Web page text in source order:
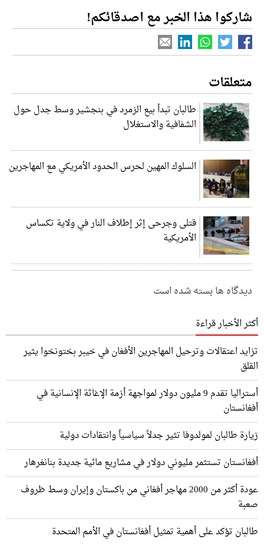
شاركوا هذا الخبر مع اصدقائكم!
متعلقات
طالبان تبدأ بيع الزمرد في بنجشير وسط جدل حول
الشفافية والاستغلال
السلوك المهين لحرس الحدود الأمريكي مع المهاجرين
قتلى وجرحى إثر إطلاف النار في ولاية تكساس
الأمريكية
دیدگاه ها بسته شده است
أكثر الأخبار قراءة
تزايد اعتقالات وترحيل المهاجرين الأفغان في خيبر بختونخوا يثير
القلق
أستراليا تقدم 9 مليون دولار لمواجهة أزمة الإغاثة الإنسانية في
أفغانستان
زيارة طالبان لمولدوفا تثير جدلاً سياسياً وانتقادات دولية
أفغانستان تستثمر مليوني دولار في مشاريع مائية جديدة بنانغرهار
عودة أكثر من 2000 مهاجر أفغاني من باكستان وإيران وسط ظروف
صعبة
طالبان تؤكد على أهمية تمثيل أفغانستان في الأمم المتحدة